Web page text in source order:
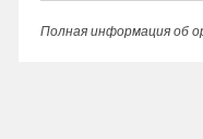
Полная информация об